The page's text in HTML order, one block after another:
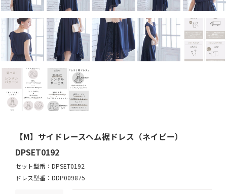
【M】サイドレースヘム裾ドレス（ネイビー）
DPSET0192
セット型番：DPSET0192
ドレス型番：DDP009875